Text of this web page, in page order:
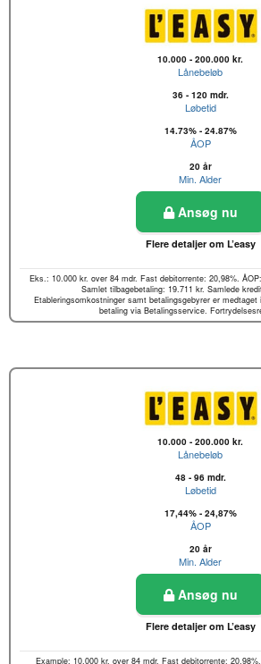
10.000 - 200.000 kr.
Lånebeløb
36 - 120 mdr.
Løbetid
14.73% - 24.87%
ÅOP
20 år
Min. Alder
Ansøg nu
Flere detaljer om L’easy
Eks.: 10.000 kr. over 84 mdr. Fast debitorrente: 20,98%.
Samlet tilbagebetaling: 19.711 kr. Samlede
Etableringsomkostninger samt betalingsgebyrer er medtaget
betaling via Betalingsservice.
10.000 - 200.000 kr.
Lånebeløb
48 - 96 mdr.
Løbetid
17,44% - 24,87%
ÅOP
20 år
Min. Alder
Ansøg nu
Flere detaljer om L’easy
Example: 10.000 kr. over 84 mdr. Fast debitorrente: